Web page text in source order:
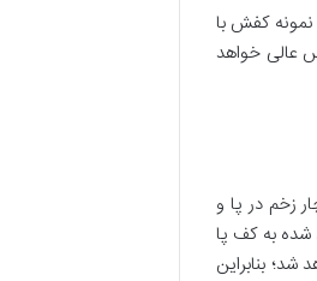
کفش با
عالی خواهد
زخم در پا و
به کف پا
بنابراین